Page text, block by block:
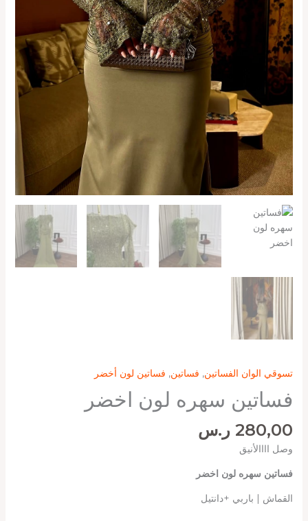
تسوقي الوان الفساتين, فساتين, فساتين لون أخضر
فساتين سهره لون اخضر
280,00 ر.س
وصل اااالأنيق
فساتين سهره لون اخضر
القماش | باربي +دانتيل